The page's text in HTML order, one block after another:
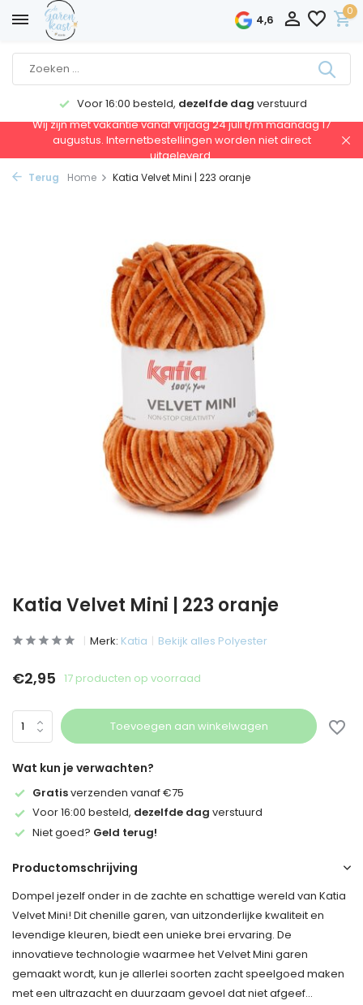
4,6
0
Voor 16:00 besteld, dezelfde dag verstuurd
Wij zijn met vakantie vanaf vrijdag 24 juli t/m maandag 17
augustus. Internetbestellingen worden niet direct
uitgeleverd.
Terug Home Katia Velvet Mini | 223 oranje
Katia Velvet Mini | 223 oranje
Merk: Katia Bekijk alles Polyester
€2,95 17 producten op voorraad
Toevoegen aan winkelwagen
Wat kun je verwachten?
Gratisverzenden vanaf €75
Voor 16:00 besteld, dezelfde dag verstuurd
Niet goed? Geld terug!
Productomschrijving
Dompel jezelf onder in de zachte en schattige wereld van Katia
Velvet Mini! Dit chenille garen, van uitzonderlijke kwaliteit en
levendige kleuren, biedt een unieke brei ervaring. De
innovatieve technologie waarmee het Velvet Mini garen
gemaakt wordt, kun je allerlei soorten zacht speelgoed maken
met een ultrazacht en duurzaam gevoel dat niet afgeef...